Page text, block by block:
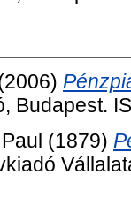
Budapest.
(1879)